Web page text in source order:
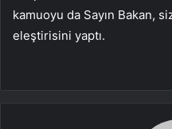
kamuoyu da Sayın Bakan,
eleştirisini yaptı.